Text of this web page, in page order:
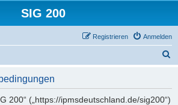
SIG 200
Anmelden
Registrieren
200“ („https://ipmsdeutschland.de/sig200“)